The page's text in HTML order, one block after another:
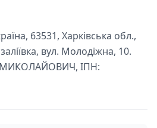
63531, Харківська обл.,
вул. Молодіжна, 10.
ІПН: